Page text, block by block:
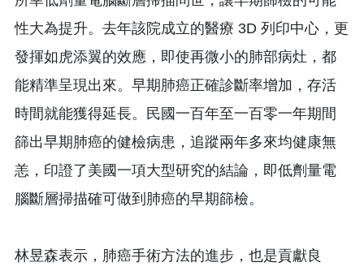
性大為提升。去年該院成立的醫療 3D 列印中心，更
發揮如虎添翼的效應，即使再微小的肺部病灶，都
能精準呈現出來。早期肺癌正確診斷率增加，存活
時間就能獲得延長。民國一百年至一百零一年期間
篩出早期肺癌的健檢病患，追蹤兩年多來均健康無
恙，印證了美國一項大型研究的結論，即低劑量電
腦斷層掃描確可做到肺癌的早期篩檢。
林昱森表示，肺癌手術方法的進步，也是貢獻良